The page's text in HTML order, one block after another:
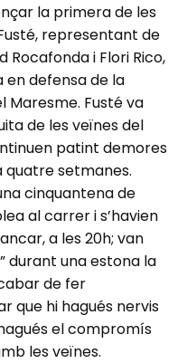
la primera de les
representant de
Rocafonda i Flori Rico,
defensa de la
Maresme. Fusté va
de les veïnes del
patint demores
quatre setmanes.
cinquantena de
al carrer i s’havien
a les 20h; van
durant una estona la
de fer
que hi hagués nervis
el compromís
les veïnes.